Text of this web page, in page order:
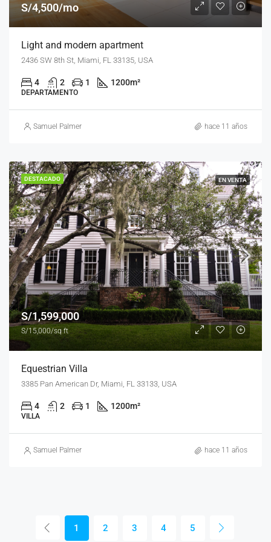
S/4,500/mo
Light and modern apartment
2436 SW 8th St, Miami, FL 33135, USA
4 2 1 1200m²
DEPARTAMENTO
Samuel Palmer hace 11 años
DESTACADO EN VENTA
S/1,599,000
S/15,000/sq ft
Equestrian Villa
3385 Pan American Dr, Miami, FL 33133, USA
4 2 1 1200m²
VILLA
Samuel Palmer hace 11 años
1 2 3 4 5